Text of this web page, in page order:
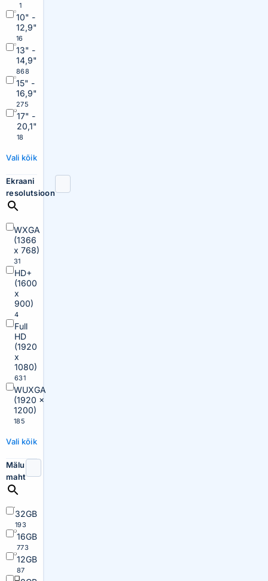
1
10" -
12,9"
16
13" -
14,9"
868
15" -
16,9"
275
17" -
20,1"
18
Vali kõik
Ekraani
resolutsioon
WXGA
(1366
x 768)
31
HD+
(1600
x
900)
4
Full
HD
(1920
x
1080)
631
WUXGA
(1920 x
1200)
185
Vali kõik
Mälu
maht
32GB
193
16GB
773
12GB
87